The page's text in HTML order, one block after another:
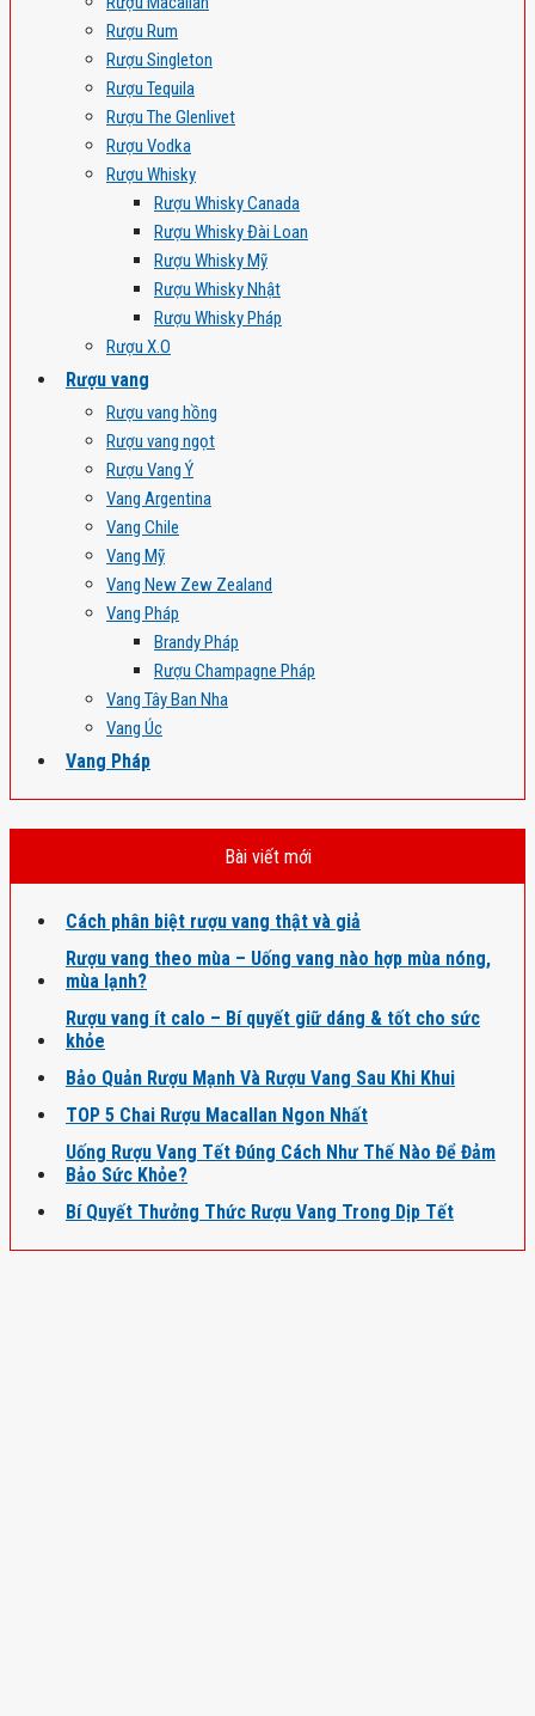
Rượu Rum
Rượu Singleton
Rượu Tequila
Rượu The Glenlivet
Rượu Vodka
Rượu Whisky
Rượu Whisky Canada
Rượu Whisky Đài Loan
Rượu Whisky Mỹ
Rượu Whisky Nhật
Rượu Whisky Pháp
Rượu X.O
Rượu vang
Rượu vang hồng
Rượu vang ngọt
Rượu Vang Ý
Vang Argentina
Vang Chile
Vang Mỹ
Vang New Zew Zealand
Vang Pháp
Brandy Pháp
Rượu Champagne Pháp
Vang Tây Ban Nha
Vang Úc
Vang Pháp
Bài viết mới
Cách phân biệt rượu vang thật và giả
Rượu vang theo mùa – Uống vang nào hợp mùa nóng,
mùa lạnh?
Rượu vang ít calo – Bí quyết giữ dáng & tốt cho sức
khỏe
Bảo Quản Rượu Mạnh Và Rượu Vang Sau Khi Khui
TOP 5 Chai Rượu Macallan Ngon Nhất
Uống Rượu Vang Tết Đúng Cách Như Thế Nào Để Đảm
Bảo Sức Khỏe?
Bí Quyết Thưởng Thức Rượu Vang Trong Dịp Tết